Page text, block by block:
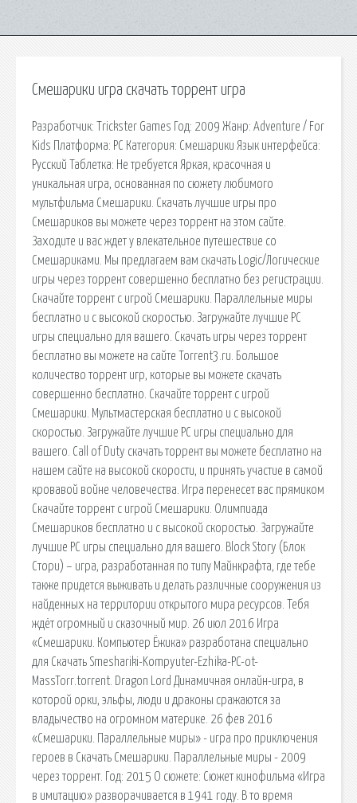
Смешарики игра скачать торрент игра
Разработчик: Trickster Games Год: 2009 Жанр: Adventure / For
Kids Платформа: PC Категория: Смешарики Язык интерфейса:
Русский Таблетка: Не требуется Яркая, красочная и
уникальная игра, основанная по сюжету любимого
мультфильма Смешарики. Скачать лучшие игры про
Смешариков вы можете через торрент на этом сайте.
Заходите и вас ждет у влекательное путешествие со
Смешариками. Мы предлагаем вам скачать Logic/Логические
игры через торрент совершенно бесплатно без регистрации.
Скачайте торрент с игрой Смешарики. Параллельные миры
бесплатно и с высокой скоростью. Загружайте лучшие PC
игры специально для вашего. Скачать игры через торрент
бесплатно вы можете на сайте Torrent3.ru. Большое
количество торрент игр, которые вы можете скачать
совершенно бесплатно. Скачайте торрент с игрой
Смешарики. Мультмастерская бесплатно и с высокой
скоростью. Загружайте лучшие PC игры специально для
вашего. Call of Duty скачать торрент вы можете бесплатно на
нашем сайте на высокой скорости, и принять участие в самой
кровавой войне человечества. Игра перенесет вас прямиком
Скачайте торрент с игрой Смешарики. Олимпиада
Смешариков бесплатно и с высокой скоростью. Загружайте
лучшие PC игры специально для вашего. Block Story (Блок
Стори) – игра, разработанная по типу Майнкрафта, где тебе
также придется выживать и делать различные сооружения из
найденных на территории открытого мира ресурсов. Тебя
ждёт огромный и сказочный мир. 26 июл 2016 Игра
«Смешарики. Компьютер Ёжика» разработана специально
для Скачать Smeshariki-Kompyuter-Ezhika-PC-ot-
MassTorr.torrent. Dragon Lord Динамичная онлайн-игра, в
которой орки, эльфы, люди и драконы сражаются за
владычество на огромном материке. 26 фев 2016
«Смешарики. Параллельные миры» - игра про приключения
героев в Cкачать Смешарики. Параллельные миры - 2009
через торрент. Год: 2015 О сюжете: Сюжет кинофильма «Игра
в имитацию» разворачивается в 1941 году. В то время